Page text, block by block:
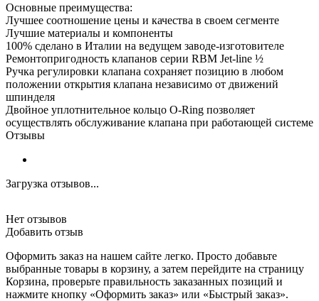
Основные преимущества:
Лучшее соотношение цены и качества в своем сегменте
Лучшие материалы и компоненты
100% сделано в Италии на ведущем заводе-изготовителе
Ремонтопригодность клапанов серии RBM Jet-line ½
Ручка регулировки клапана сохраняет позицию в любом
положении открытия клапана независимо от движений
шпинделя
Двойное уплотнительное кольцо O-Ring позволяет
осуществлять обслуживание клапана при работающей системе
Отзывы
Загрузка отзывов...
Нет отзывов
Добавить отзыв
Оформить заказ на нашем сайте легко. Просто добавьте
выбранные товары в корзину, а затем перейдите на страницу
Корзина, проверьте правильность заказанных позиций и
нажмите кнопку «Оформить заказ» или «Быстрый заказ».